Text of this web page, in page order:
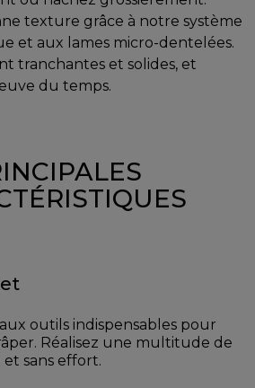
texture grâce à notre système
et aux lames micro-dentelées.
tranchantes et solides, et
du temps.
outils indispensables pour
Réalisez une multitude de
sans effort.